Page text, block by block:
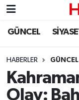
GÜNCEL
HABERLER GÜNCEL
Olay:
GÜNCEL
SİYASET
EKONOMİ
Nöbetçi
Hava Durumu